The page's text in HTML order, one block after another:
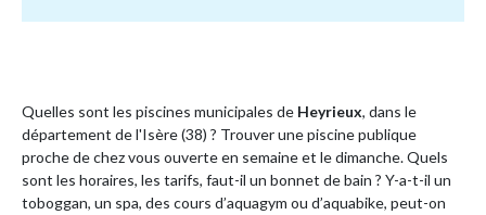
Quelles sont les piscines municipales de Heyrieux, dans le
département de l'Isère (38) ? Trouver une piscine publique
proche de chez vous ouverte en semaine et le dimanche. Quels
sont les horaires, les tarifs, faut-il un bonnet de bain ? Y-a-t-il un
toboggan, un spa, des cours d’aquagym ou d’aquabike, peut-on